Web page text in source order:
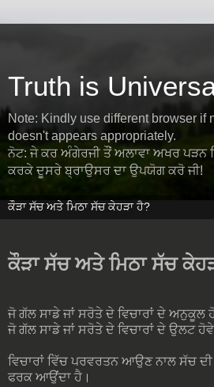
Truth is
Note: Kindly use different browser if
doesn't appears appropriately.
ਨੋਟ: ਜੇ ਕਰ ਅੰਗੇਰਜੀ ਤੌਂ ਅਲਾਵਾ ਅਖਰ ਪੜਨ
ਕਰਕੇ ਦੂਸਰੇ ਬ੍ਰਾਉਸਰ ਦਾ ਉਪਯੋਗ ਕਰੋ ਜੀ!
ਕੌੜਾ ਸੱਚ ਅਤੇ ਮਿਠਾ ਸੱਚ
ਜੋ ਗੱਲ ਸਾਡੇ ਜਾਂ ਸਰੋਤੇ ਦੇ ਵਿਚਾਰਾਂ ਦੇ ਅਨੁਕੂਲ
ਜੋ ਗੱਲ ਸਾਡੇ ਜਾਂ ਸਰੋਤੇ ਦੇ ਵਿਚਾਰਾਂ ਦੇ ਉਲਟ
ਵਿਚਾਰਾਂ ਵਿੱਚ ਪਰਵਰਤਨ ਆਉਣ ਨਾਲ ਸੱਚ
ਫਰਕ ਆਉਂਦਾ ਹੈ।